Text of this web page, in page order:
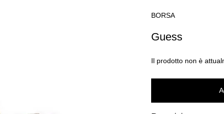
BORSA
Guess
Il prodotto non è